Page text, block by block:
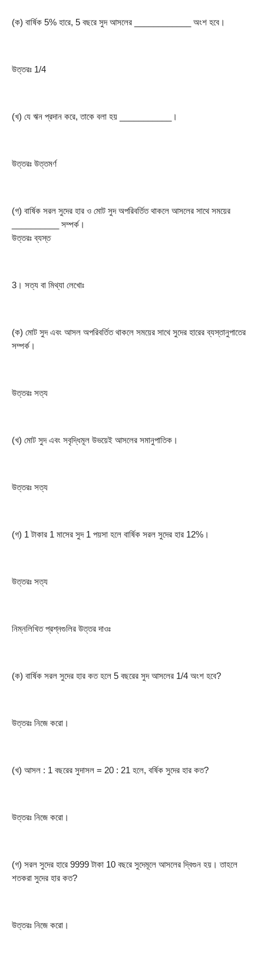
(ক) বার্ষিক 5% হারে, 5 বছরে সুদ আসলের ____________ অংশ হবে।
উত্তরঃ 1/4
(খ) যে ঋন প্রদান করে, তাকে বলা হয় ___________।
উত্তরঃ উত্তমর্ণ
(গ) বার্ষিক সরল সুদের হার ও মোট সুদ অপরিবর্তিত থাকলে আসলের সাথে সময়ের
__________ সম্পর্ক।
উত্তরঃ ব্যস্ত
3। সত্য বা মিথ্যা লেখোঃ
(ক) মোট সুদ এবং আসল অপরিবর্তিত থাকলে সময়ের সাথে সুদের হারের ব্যস্তানুপাতের
সম্পর্ক।
উত্তরঃ সত্য
(খ) মোট সুদ এবং সবৃদ্ধিমূল উভয়েই আসলের সমানুপাতিক।
উত্তরঃ সত্য
(গ) 1 টাকার 1 মাসের সুদ 1 পয়সা হলে বার্ষিক সরল সুদের হার 12%।
উত্তরঃ সত্য
নিম্নলিখিত প্রশ্নগুলির উত্তর দাওঃ
(ক) বার্ষিক সরল সুদের হার কত হলে 5 বছরের সুদ আসলের 1/4 অংশ হবে?
উত্তরঃ নিজে করো।
(খ) আসল : 1 বছরের সুদাসল = 20 : 21 হলে, বর্ষিক সুদের হার কত?
উত্তরঃ নিজে করো।
(গ) সরল সুদের হারে 9999 টাকা 10 বছরে সুদেমূলে আসলের দ্বিগুন হয়। তাহলে
শতকরা সুদের হার কত?
উত্তরঃ নিজে করো।